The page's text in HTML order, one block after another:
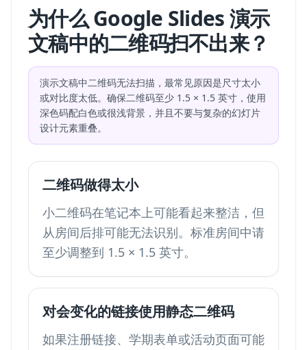
为什么 Google Slides 演示
文稿中的二维码扫不出来？
演示文稿中二维码无法扫描，最常见原因是尺寸太小
或对比度太低。确保二维码至少 1.5 × 1.5 英寸，使用
深色码配白色或很浅背景，并且不要与复杂的幻灯片
设计元素重叠。
二维码做得太小
小二维码在笔记本上可能看起来整洁，但
从房间后排可能无法识别。标准房间中请
至少调整到 1.5 × 1.5 英寸。
对会变化的链接使用静态二维码
如果注册链接、学期表单或活动页面可能